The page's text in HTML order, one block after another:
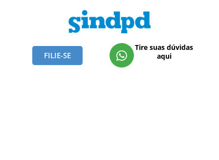
FILIE-SE
Tire suas dúvidas
aqui